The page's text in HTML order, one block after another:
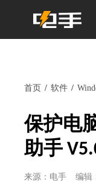
首页 软件
保护电
助手
来源：电手 编辑